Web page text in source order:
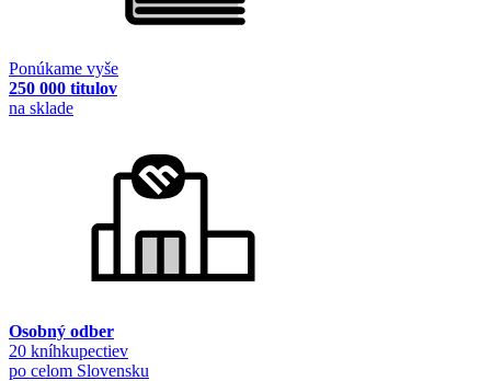
Ponúkame vyše
250 000 titulov
na sklade
Osobný odber
20 kníhkupectiev
po celom Slovensku